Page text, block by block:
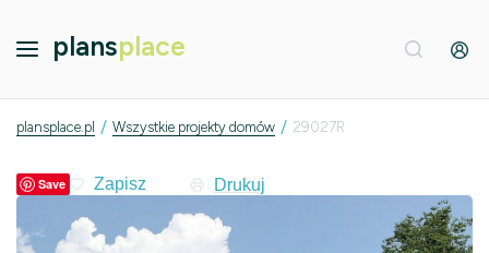
plansplace
plansplace.pl / Wszystkie projekty domów / 29027R
Save Drukuj